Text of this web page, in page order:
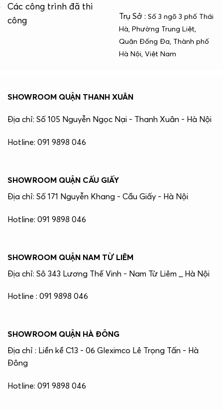
Các công trình đã thi
công
Trụ Sở : Số 3 ngõ 3 phố Thái
Hà, Phường Trung Liệt,
Quận Đống Đa, Thành phố
Hà Nội, Việt Nam
SHOWROOM QUẬN THANH XUÂN
Địa chỉ: Số 105 Nguyễn Ngọc Nại - Thanh Xuân - Hà Nội
Hotline: 091 9898 046
SHOWROOM QUẬN CẤU GIẤY
Địa chỉ: Số 171 Nguyễn Khang - Cầu Giấy - Hà Nội
Hotline: 091 9898 046
SHOWROOM QUẬN NAM TỪ LIÊM
Địa chỉ: Sô 343 Lương Thế Vinh - Nam Từ Liêm _ Hà Nội
Hotline : 091 9898 046
SHOWROOM QUẬN HÀ ĐÔNG
Địa chỉ : Liền kề C13 - 06 Gleximco Lê Trọng Tấn - Hà
Đông
Hotline: 091 9898 046